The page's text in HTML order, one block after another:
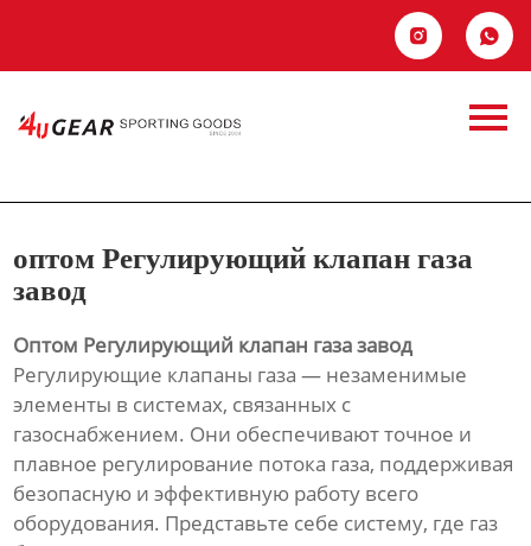
 
Контакты
оптом
Регулирующий
клапан газа завод
оптом Регулирующий клапан газа
завод
Оптом Регулирующий клапан газа завод
Регулирующие клапаны газа — незаменимые
элементы в системах, связанных с
газоснабжением. Они обеспечивают точное и
плавное регулирование потока газа, поддерживая
безопасную и эффективную работу всего
оборудования. Представьте себе систему, где газ